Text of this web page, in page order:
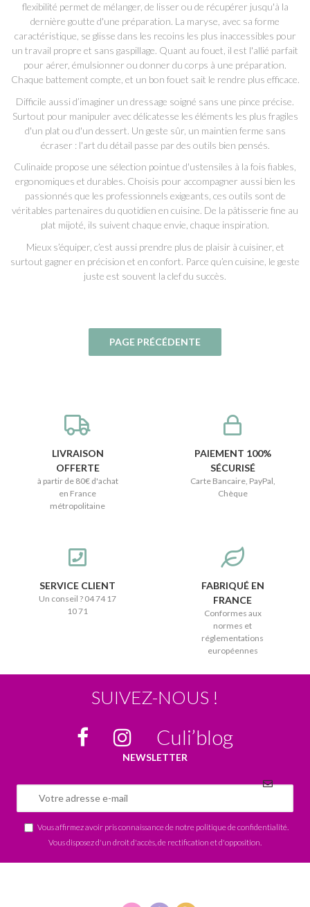
flexibilité permet de mélanger, de lisser ou de récupérer jusqu'à la
dernière goutte d'une préparation. La maryse, avec sa forme
caractéristique, se glisse dans les recoins les plus inaccessibles pour
un travail propre et sans gaspillage. Quant au fouet, il est l'allié parfait
pour aérer, émulsionner ou donner du corps à une préparation.
Chaque battement compte, et un bon fouet sait le rendre plus efficace.
Difficile aussi d’imaginer un dressage soigné sans une pince précise.
Surtout pour manipuler avec délicatesse les éléments les plus fragiles
d'un plat ou d'un dessert. Un geste sûr, un maintien ferme sans
écraser : l'art du détail passe par des outils bien pensés.
Culinaide propose une sélection pointue d'ustensiles à la fois fiables,
ergonomiques et durables. Choisis pour accompagner aussi bien les
passionnés que les professionnels exigeants, ces outils sont de
véritables partenaires du quotidien en cuisine. De la pâtisserie fine au
plat mijoté, ils suivent chaque envie, chaque inspiration.
Mieux s’équiper, c’est aussi prendre plus de plaisir à cuisiner, et
surtout gagner en précision et en confort. Parce qu’en cuisine, le geste
juste est souvent la clef du succès.
LIVRAISON
OFFERTE
à partir de 80€ d'achat
en France
métropolitaine
PAIEMENT 100%
SÉCURISÉ
Carte Bancaire, PayPal,
Chèque
SERVICE CLIENT
Un conseil ? 04 74 17
10 71
FABRIQUÉ EN
FRANCE
Conformes aux
normes et
réglementations
européennes
SUIVEZ-NOUS !
Culi’blog
NEWSLETTER
Vous affirmez avoir pris connaissance de notre politique de confidentialité
Vous disposez d'un droit d'accès, de rectification et d'opposition.